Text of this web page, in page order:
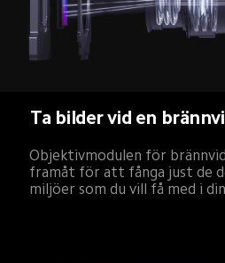
Ta närbilder
Objektivmodulen för
bakåt för skarpa närbilder så
detaljer som finns mitt